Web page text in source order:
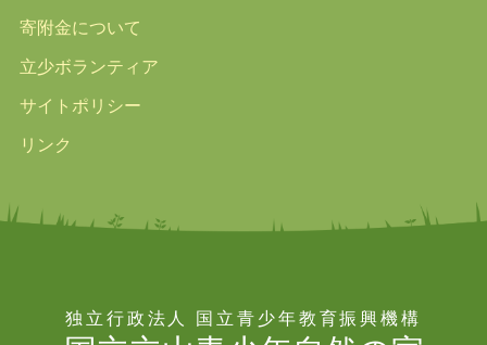
寄附金について
立少ボランティア
サイトポリシー
リンク
独立行政法人 国立青少年教育振興機構